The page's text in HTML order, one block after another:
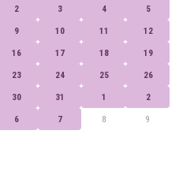
2 3 4 5
9 10 11 12
16 17 18 19
23 24 25 26
30 31 1 2
6 7 8 9